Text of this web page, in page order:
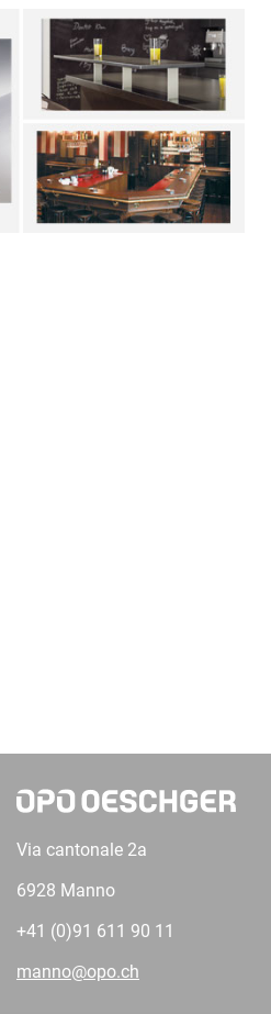
Via cantonale 2a
6928 Manno
+41 (0)91 611 90 11
manno@opo.ch